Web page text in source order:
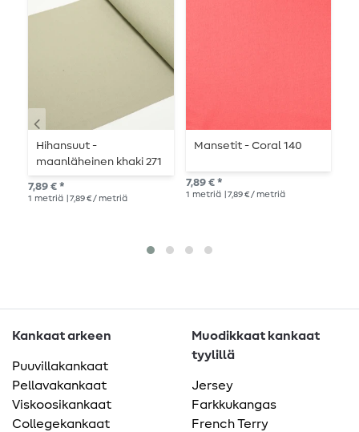
Hihansuut -
maanläheinen khaki 271
7,89 € *
1 metriä | 7,89 € / metriä
Mansetit - Coral 140
7,89 € *
1 metriä | 7,89 € / metriä
Kankaat arkeen
Puuvillakankaat
Pellavakankaat
Viskoosikankaat
Collegekankaat
Muodikkaat kankaat
tyylillä
Jersey
Farkkukangas
French Terry